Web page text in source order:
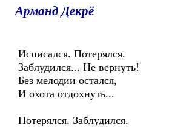
Арманд Декрё
Исписался. Потерялся.
Заблудился... Не вернуть!
Без мелодии остался,
И охота отдохнуть...
Потерялся. Заблудился.